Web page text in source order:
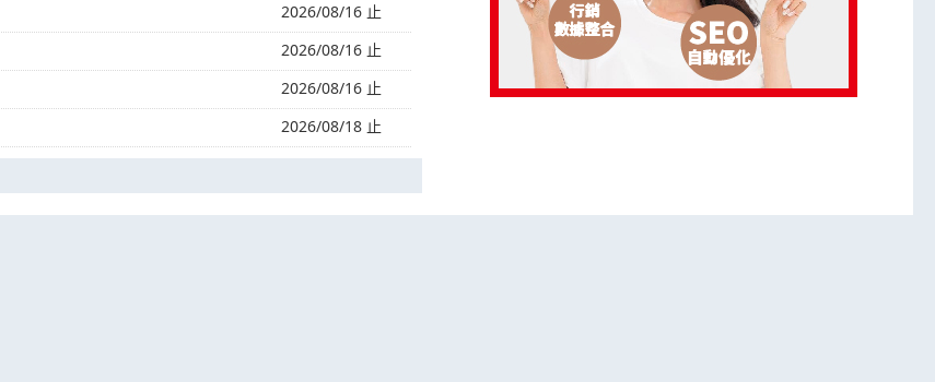
2026/08/16 止
2026/08/16 止
2026/08/16 止
2026/08/18 止